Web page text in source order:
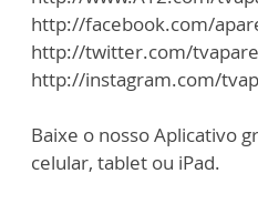
http://facebook.com/
http://twitter.com/
http://instagram.com/
Baixe o nosso Aplicativo
celular, tablet ou iPad.